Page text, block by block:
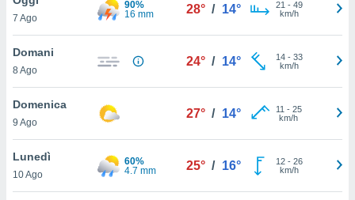
è
al sito
di
ci
di
il
7 Ago
90%
16 mm
28° / 14° 21 - 49
km/h
Domani
8 Ago
24° / 14° 14- 33
km/h
Domenica
9 Ago
27° / 14° 11 - 25
km/h
Lunedì
10 Ago
60%
4.7 mm
25° / 16° 12- 26
km/h